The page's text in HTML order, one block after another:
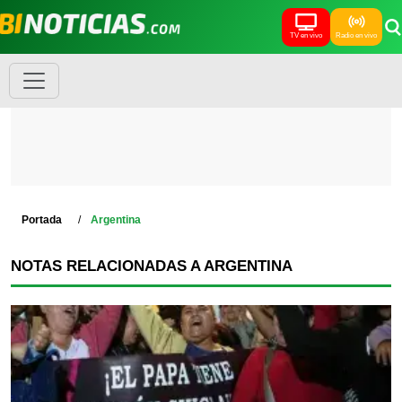
TV en vivo Radio en vivo
Portada Argentina
NOTAS RELACIONADAS A ARGENTINA